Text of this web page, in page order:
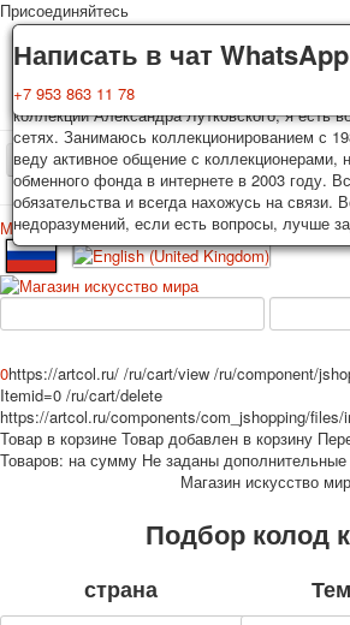
Доставка
Колоды, почтовые открытки тщательно
отправляются в течении 3-4 рабочих дней
Исключение: репринт под заказ, такие
течении 7-8 рабочих дней. Отправка
с треком отслеживания. Цена пересылки
почты на момент покупки. По желанию
отправка СДЕК или другими транспортными
Гарантия
Вы покупаете колоды игральных карт,
коллекции Александра Лутковского, я есть
сетях. Занимаюсь коллекционированием с
веду активное общение с коллекционерами,
обменного фонда в интернете в 2003 году.
обязательства и всегда нахожусь на связи.
недоразумений, если есть вопросы, лучше
Написать в чат WhatsApp
+7 953 863 11 78
Присоединяйтесь
TPL_PROTOSTAR_TOGGLE_MENU
Главная Игральные карты
Новости О сайте
Меню
Главная
Игральные карты
Классические
Эротические рисунки
Эротические фотоколоды
Пин-ап
Политические
Нестандартные
Звери
Войти
0https://artcol.ru/ /ru/cart/view /ru/component/
Itemid=0 /ru/cart/delete
https://artcol.ru/components/com_jshopping/files/
Товар в корзине Товар добавлен в корзину
Товаров: на сумму Не заданы
Магазин искусство
Подбор колод
страна